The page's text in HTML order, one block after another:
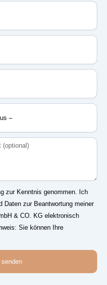
zur Kenntnis genommen. Ich
Daten zur Beantwortung meiner
& CO. KG elektronisch
Sie können Ihre